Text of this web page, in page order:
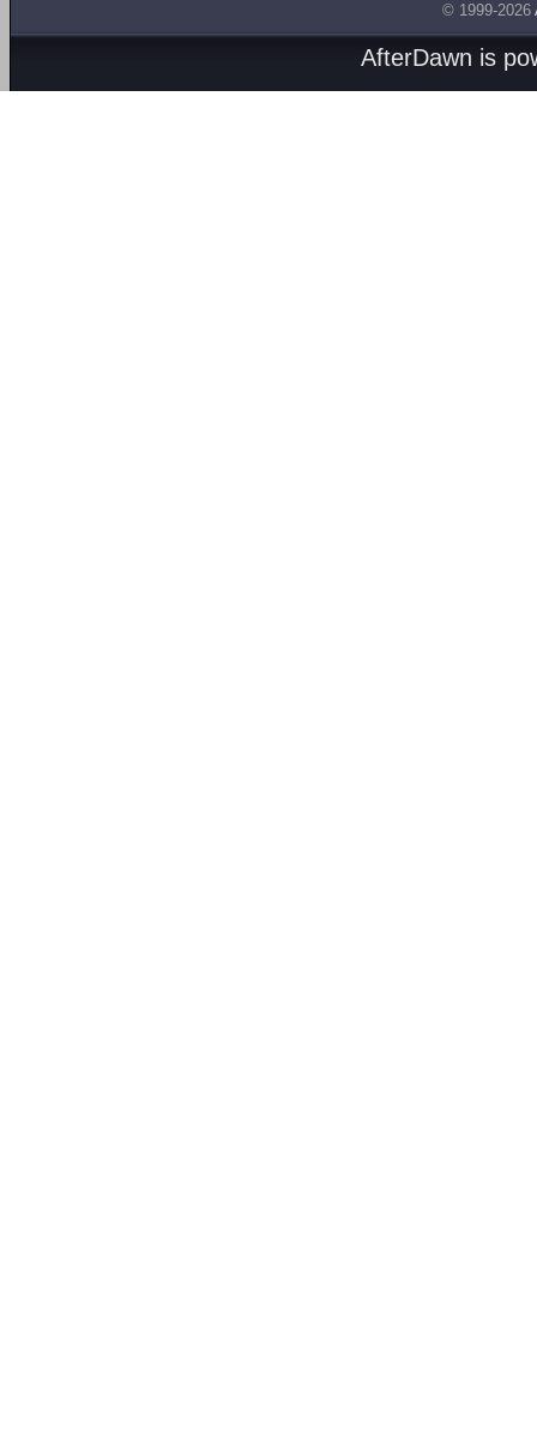
© 1999-2026
AfterDawn is